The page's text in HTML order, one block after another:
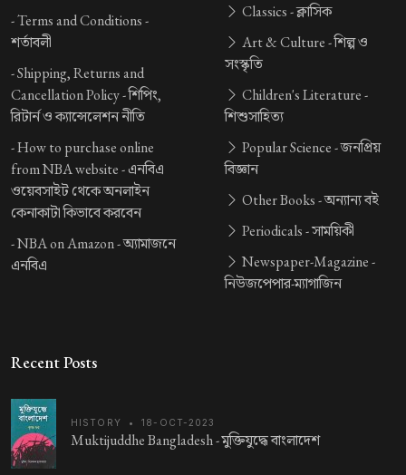
-Terms and Conditions -
শর্তাবলী
-Shipping, Returns and
Cancellation Policy -শিপিং,
রিটার্ন ও ক্যান্সেলেশন নীতি
-How to purchase online
from NBA website -এনবিএ
ওয়েবসাইট থেকে অনলাইন
কেনাকাটা কিভাবে করবেন
-NBA on Amazon -অ্যামাজনে
এনবিএ
Classics -ক্লাসিক
Art & Culture -শিল্প ও
সংস্কৃতি
Children's Literature -
শিশুসাহিত্য
Popular Science -জনপ্রিয়
বিজ্ঞান
Other Books -অন্যান্য বই
Periodicals -সাময়িকী
Newspaper-Magazine -
নিউজপেপার-ম্যাগাজিন
Recent Posts
HISTORY • 18-OCT-2023
Muktijuddhe Bangladesh -মুক্তিযুদ্ধে বাংলাদেশ